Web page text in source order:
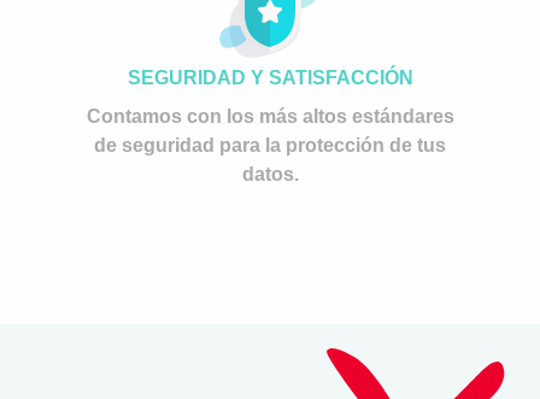
SEGURIDAD Y SATISFACCIÓN
Contamos con los más altos estándares
de seguridad para la protección de tus
datos.